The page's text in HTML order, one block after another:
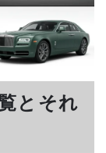
とそれ